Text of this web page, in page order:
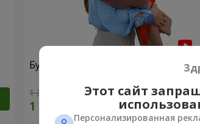
Букет из 11 красных роз
1 364 грн
Этот сайт
Персонализированная